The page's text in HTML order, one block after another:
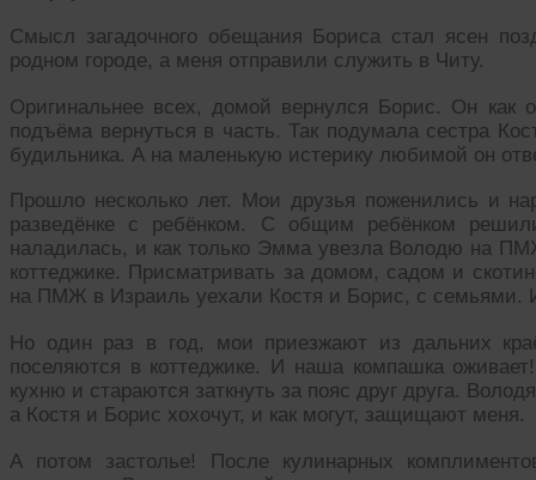
Смысл загадочного обещания Бориса стал ясен
родном городе, а меня отправили служить в Читу.
Оригинальнее всех, домой вернулся Борис. Он как
подъёма вернуться в часть. Так подумала сестра
будильника. А на маленькую истерику любимой он
Прошло несколько лет. Мои друзья поженились и
разведёнке с ребёнком. С общим ребёнком
наладилась, и как только Эмма увезла Володю на
коттеджике. Присматривать за домом, садом и
на ПМЖ в Израиль уехали Костя и Борис, с семьями.
Но один раз в год, мои приезжают из дальних
поселяются в коттеджике. И наша компашка
кухню и стараются заткнуть за пояс друг друга.
а Костя и Борис хохочут, и как могут, защищают меня.
А потом застолье! После кулинарных